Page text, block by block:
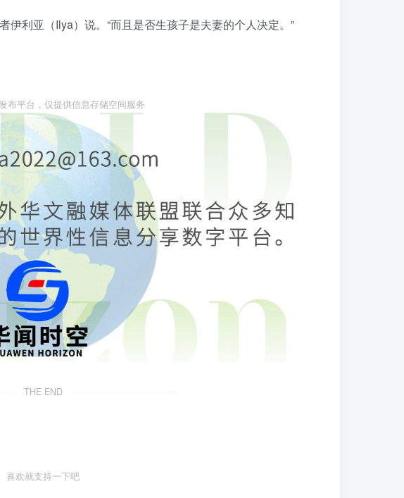
伊利亚（Ilya）说。“而且是否生孩子是夫妻的个人决定。”
布平台，仅提供信息存储空间服务
THE END
喜欢就支持一下吧